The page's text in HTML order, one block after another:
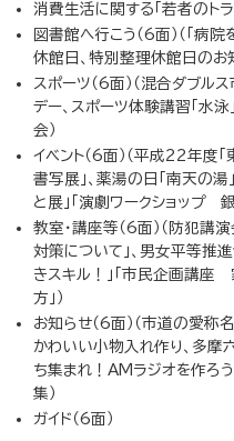
消費生活に関する「若者のトラ
図書館へ行こう（6面）（「病
休館日、特別整理休館日のお
スポーツ（6面）（混合ダブル
デー、スポーツ体験講習「水泳
会）
イベント（6面）（平成22年度
書写展」、薬湯の日「南天の湯
と展」「演劇ワークショップ
教室・講座等（6面）（防犯講
対策について」、男女平等推
きスキル！」「市民企画講座
方」）
お知らせ（6面）（市道の愛称
かわいい小物入れ作り、多摩
ち集まれ！AMラジオを作ろう
集）
ガイド（6面）